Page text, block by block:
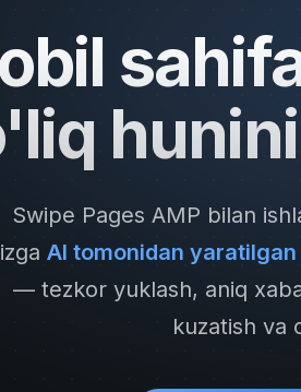
Swipe Pages AMP bilan
AI tomonidan
— tezkor yuklash, aniq
kuzatish va